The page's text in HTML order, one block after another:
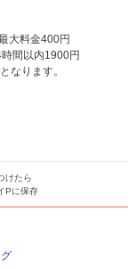
大料金400円
時間以内1900円
なります。
けたら
Pに保存